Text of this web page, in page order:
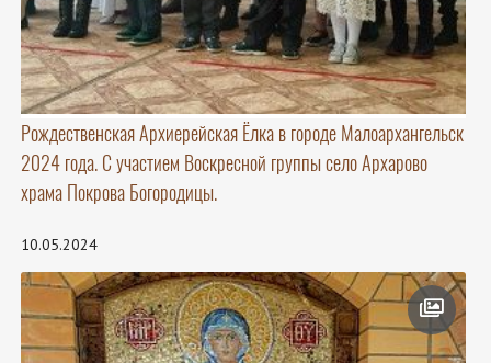
Рождественская Архиерейская Ёлка в городе Малоархангельск
2024 года. С участием Воскресной группы село Архарово
храма Покрова Богородицы.
10.05.2024